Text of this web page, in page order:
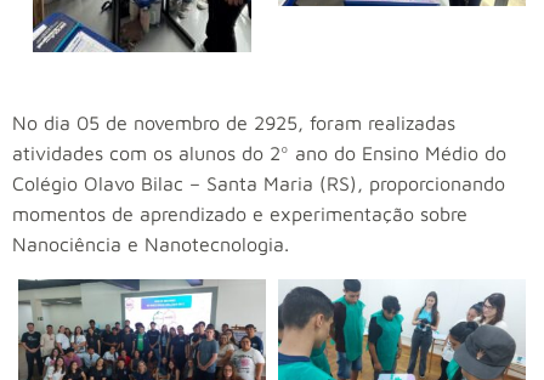
No dia 05 de novembro de 2925, foram realizadas
atividades com os alunos do 2º ano do Ensino Médio do
Colégio Olavo Bilac – Santa Maria (RS), proporcionando
momentos de aprendizado e experimentação sobre
Nanociência e Nanotecnologia.